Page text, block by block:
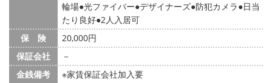
輪場 光ファイバー デザイナーズ 防犯カメラ
日当
たり良好 2人入居可
保 険
20,000円
保証会社
－
金銭備考
※家賃保証会社加入要